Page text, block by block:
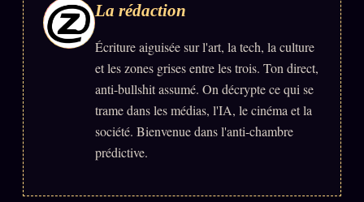
GENERIC ARCHITECTS
Archives SMK26 TRANSM.
SMK Manifeste
Gossip Manifeste
Gossip Pacte
Infofiction
Prophétie confirmée
La rédaction
Écriture aiguisée sur l'art, la tech, la culture
et les zones grises entre les trois. Ton direct,
anti-bullshit assumé. On décrypte ce qui se
trame dans les médias, l'IA, le cinéma et la
société. Bienvenue dans l'anti-chambre
prédictive.